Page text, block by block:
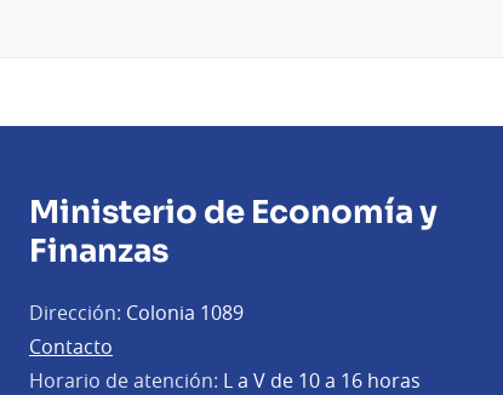
Ministerio de Economía y
Finanzas
Dirección: Colonia 1089
Contacto
Horario de atención: L a V de 10 a 16 horas